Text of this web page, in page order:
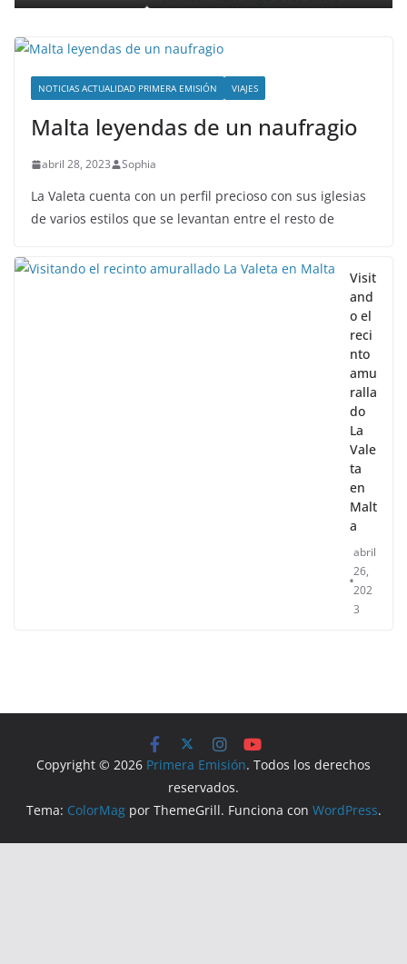
NOTICIAS ACTUALIDAD PRIMERA EMISIÓN VIAJES
Malta leyendas de un naufragio
abril 28, 2023 Sophia
La Valeta cuenta con un perfil precioso con sus iglesias
de varios estilos que se levantan entre el resto de
Visit
and
o el
reci
nto
amu
ralla
do
La
Vale
ta
en
Malt
a
abril
26,
202
3
Copyright © 2026 Primera Emisión. Todos los derechos
reservados.
Tema: ColorMagpor ThemeGrill. Funciona con WordPress.